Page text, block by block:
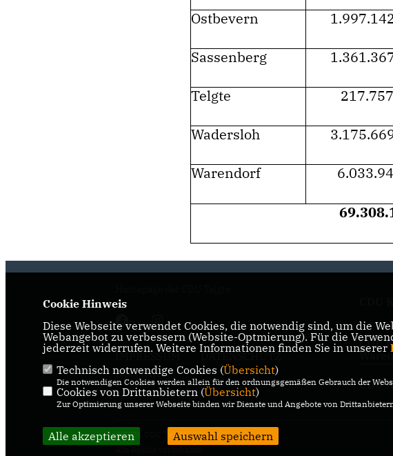
Ostbevern
Sassenberg
Telgte
Wadersloh
Warendorf
IMPRESSUM
DATENSCHUTZ
KONTAKT
CDU
CDU
@2026 CDU Telgte
Cookie Hinweis
Diese Webseite verwendet Cookies, die notwendig sind, um die
Webangebot zu verbessern (Website-Optmierung). Für die
jederzeit widerrufen. Weitere Informationen finden Sie in unserer
Technisch notwendige Cookies (Übersicht)
Die notwendigen Cookies werden allein für den ordnungsgemäßen Gebrauch der
Cookies von Drittanbietern (Übersicht)
Zur Optimierung unserer Webseite binden wir Dienste und Angebote von
Alle akzeptieren Auswahl speichern